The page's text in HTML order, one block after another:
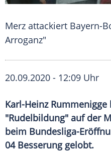
Merz attackiert Bayern-
Arroganz"
20.09.2020 - 12:09 Uhr
Karl-Heinz
"Rudelbildung" auf der
beim Bundesliga-
04 Besserung gelobt.